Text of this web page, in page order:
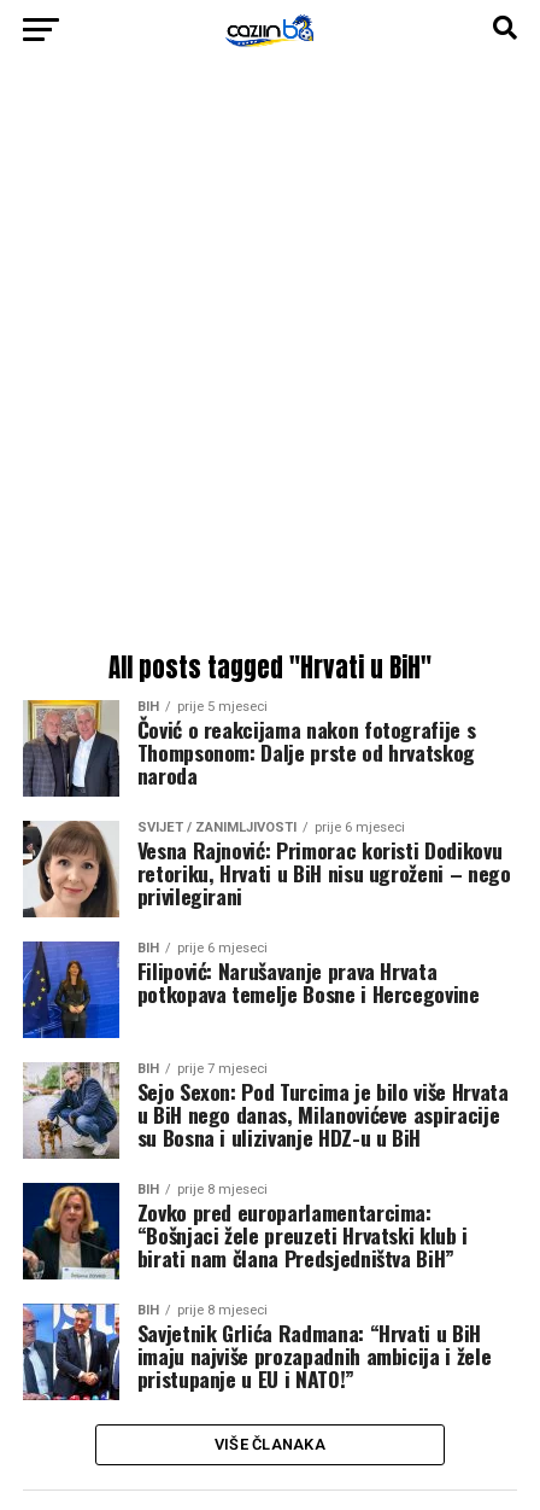
All posts tagged "Hrvati u BiH"
BIH prije 5 mjeseci
Čović o reakcijama nakon fotografije s
Thompsonom: Dalje prste od hrvatskog
naroda
SVIJET / ZANIMLJIVOSTI prije 6 mjeseci
Vesna Rajnović: Primorac koristi Dodikovu
retoriku, Hrvati u BiH nisu ugroženi – nego
privilegirani
BIH prije 6 mjeseci
Filipović: Narušavanje prava Hrvata
potkopava temelje Bosne i Hercegovine
BIH prije 7 mjeseci
Sejo Sexon: Pod Turcima je bilo više Hrvata
u BiH nego danas, Milanovićeve aspiracije
su Bosna i ulizivanje HDZ-u u BiH
BIH prije 8 mjeseci
Zovko pred europarlamentarcima:
“Bošnjaci žele preuzeti Hrvatski klub i
birati nam člana Predsjedništva BiH”
BIH prije 8 mjeseci
Savjetnik Grlića Radmana: “Hrvati u BiH
imaju najviše prozapadnih ambicija i žele
pristupanje u EU i NATO!”
VIŠE ČLANAKA